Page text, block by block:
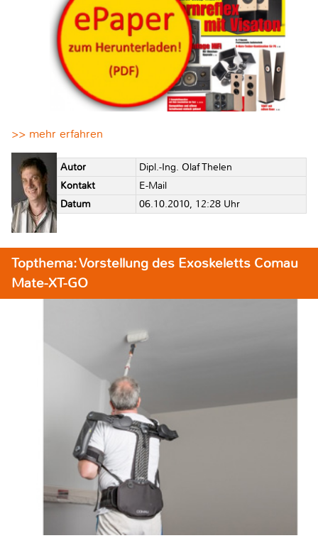
>> mehr erfahren
Autor
Dipl.-Ing. Olaf Thelen
Kontakt
E-Mail
Datum
06.10.2010, 12:28 Uhr
Topthema: Vorstellung des Exoskeletts Comau
Mate-XT-GO